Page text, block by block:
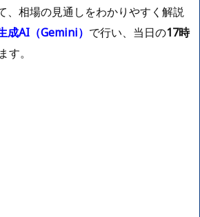
、相場の見通しをわかりやすく解説
成AI（Gemini） で行い、当日の17時
す。